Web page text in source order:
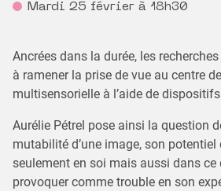
Mardi 25 février à 18h30
Ancrées dans la durée, les
à ramener la prise de vue au centre
multisensorielle à l’aide de
Aurélie Pétrel pose ainsi la question
mutabilité d’une image, son
seulement en soi mais aussi dans ce
provoquer comme trouble en son